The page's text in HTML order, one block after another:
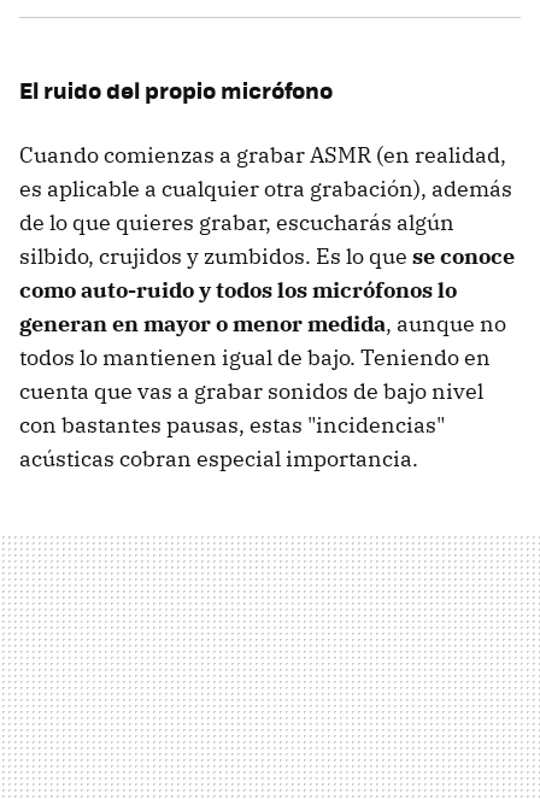
El ruido del propio micrófono
Cuando comienzas a grabar ASMR (en realidad,
es aplicable a cualquier otra grabación), además
de lo que quieres grabar, escucharás algún
silbido, crujidos y zumbidos. Es lo que se conoce
como auto-ruido y todos los micrófonos lo
generan en mayor o menor medida, aunque no
todos lo mantienen igual de bajo. Teniendo en
cuenta que vas a grabar sonidos de bajo nivel
con bastantes pausas, estas "incidencias"
acústicas cobran especial importancia.